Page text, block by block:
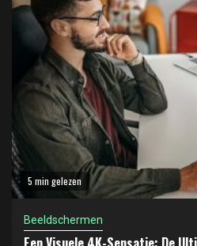
5 min gelezen
Beeldschermen